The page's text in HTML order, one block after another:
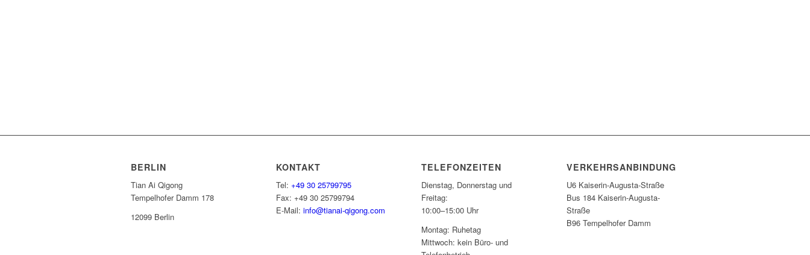
BERLIN
Tian Ai Qigong
Tempelhofer Damm 178
12099 Berlin
KONTAKT
Tel:+49 30 25799795
Fax: +49 30 25799794
E-Mail:info@tianai-qigong.com
TELEFONZEITEN
Dienstag, Donnerstag und
Freitag:
10:00–15:00 Uhr
Montag: Ruhetag
Mittwoch: kein Büro- und
VERKEHRSANBINDUNG
U6 Kaiserin-Augusta-Straße
Bus 184 Kaiserin-Augusta-
Straße
B96 Tempelhofer Damm